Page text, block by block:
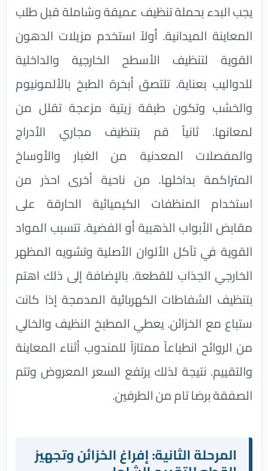
يجب البدء بحملة تنظيف عميقة وشاملة قبل طلب
المعاينة الميدانية. أولاً استخدم مزيلات الدهون
القوية لتنظيف الأسطح الخارجية والداخلية
للدواليب بعناية. تلتصق أبخرة الطبخ بالألمونيوم
والخشب وتكون طبقة زيتية مزعجة تقلل من
لمعانها. ثانياً قم بتنظيف مجاري الأدراج
والمفصلات المعدنية من الغبار والأوساخ
المتراكمة بداخلها. من ناحية أخرى احذر من
استخدام المنظفات الكيميائية الحارقة على
مقابض الأبواب الذهبية أو الفضية. تتسبب المواد
القوية في تآكل الألوان الأصلية وتشويه المظهر
الخارجي الجذاب للقطعة. بالإضافة إلى ذلك اهتم
بتنظيف الشفاطات الكهربائية المدمجة إذا كانت
ستباع مع الخزائن. يعطي المطبخ النظيف والخالي
من الروائح انطباعاً ممتازاً للمندوب أثناء المعاينة
والتقييم. نتيجة لذلك يرتفع السعر المعروض وتتم
الصفقة برضا تام من الطرفين.
المرحلة الثانية: إفراغ الخزائن وتجهيز